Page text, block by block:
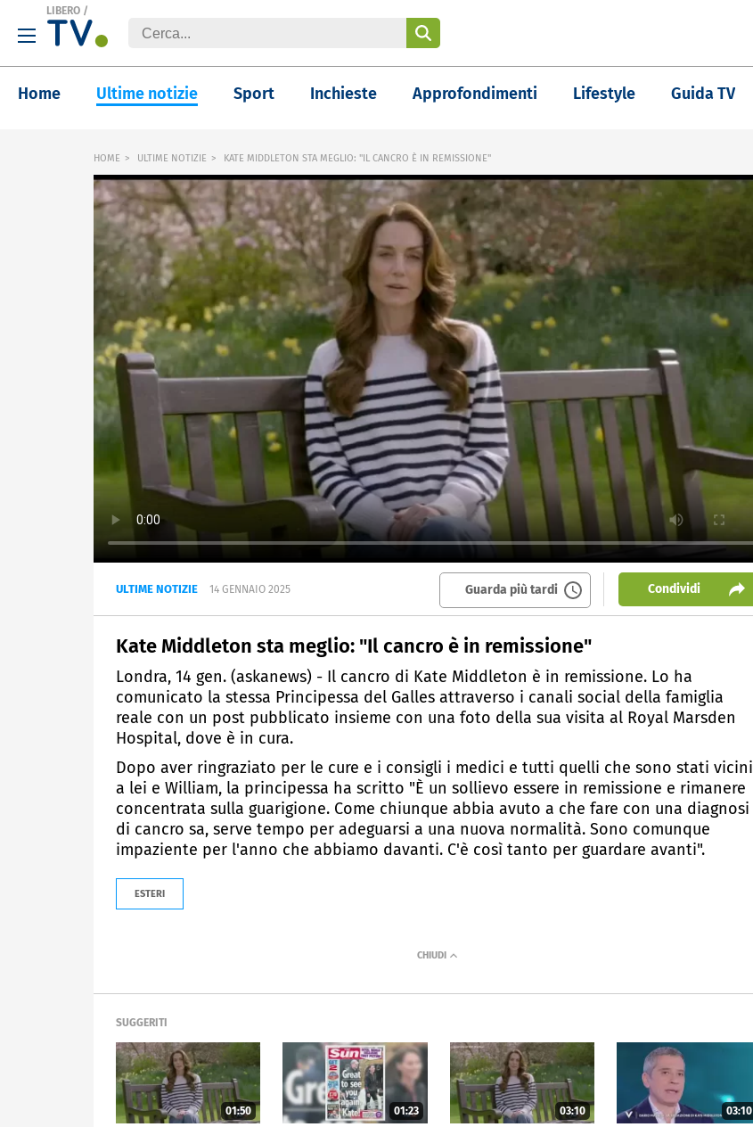
LIBERO /
Home Ultime notizie Sport Inchieste Approfondimenti Lifestyle Guida TV
HOME ULTIME NOTIZIE KATE MIDDLETON STA MEGLIO: "IL CANCRO È IN REMISSIONE"
ULTIME NOTIZIE 14 GENNAIO 2025 Guarda più tardi Condividi
Kate Middleton sta meglio: "Il cancro è in remissione"
Londra, 14 gen. (askanews) - Il cancro di Kate Middleton è in remissione. Lo ha
comunicato la stessa Principessa del Galles attraverso i canali social della famiglia
reale con un post pubblicato insieme con una foto della sua visita al Royal Marsden
Hospital, dove è in cura.
Dopo aver ringraziato per le cure e i consigli i medici e tutti quelli che sono stati vicini
a lei e William, la principessa ha scritto "È un sollievo essere in remissione e rimanere
concentrata sulla guarigione. Come chiunque abbia avuto a che fare con una diagnosi
di cancro sa, serve tempo per adeguarsi a una nuova normalità. Sono comunque
impaziente per l'anno che abbiamo davanti. C'è così tanto per guardare avanti".
ESTERI
SUGGERITI
01:50 01:23 03:10 03:10